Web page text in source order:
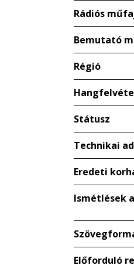
Rádiós
Bemutató
Régió
Státusz
Technikai
Eredeti
Ismétlések
Előforduló